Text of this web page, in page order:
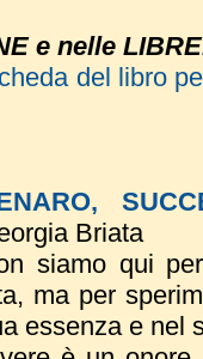
e nelle
del libro
Briata
siamo qui
ma per
essenza e nel